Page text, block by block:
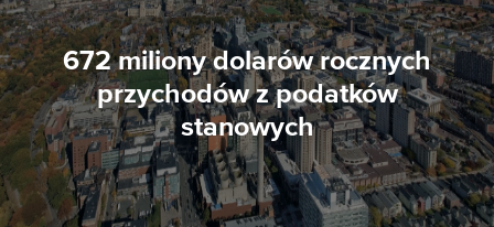
672 miliony dolarów rocznych
przychodów z podatków
stanowych